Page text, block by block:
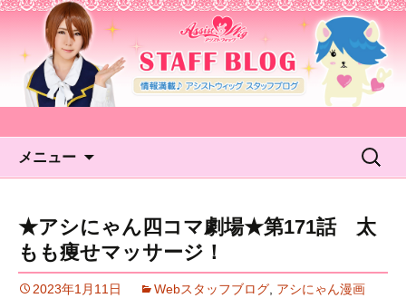
アシストウィッグ STAFF
BLOG
メニュー
検
★アシにゃん四コマ劇場★第171話 太
もも痩せマッサージ！
2023年1月11日 Webスタッフブログ アシにゃん漫画